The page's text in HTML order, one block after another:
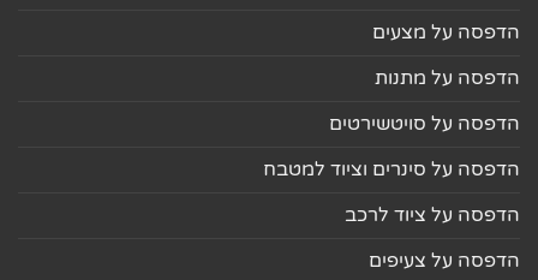
הדפסה על מצעים
הדפסה על מתנות
הדפסה על סויטשירטים
הדפסה על סינרים וציוד למטבח
הדפסה על ציוד לרכב
הדפסה על צעיפים